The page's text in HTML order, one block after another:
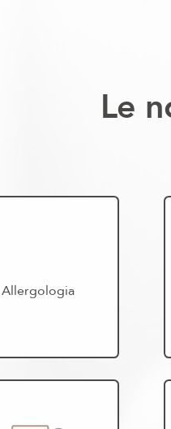
Le
Allergologia